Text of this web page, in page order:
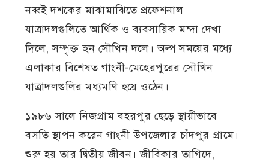
নব্বই দশকের মাঝামাঝিতে প্রফেশনাল
যাত্রাদলগুলিতে আর্থিক ও ব্যবসায়িক মন্দা দেখা
দিলে, সম্পৃক্ত হন সৌখিন দলে। অল্প সময়ের মধ্যে
এলাকার বিশেষত গাংনী-মেহেরপুরের সৌখিন
যাত্রাদলগুলির মধ্যমণি হয়ে ওঠেন।
১৯৮৬ সালে নিজগ্রাম বহরপুর ছেড়ে স্থায়ীভাবে
বসতি স্থাপন করেন গাংনী উপজেলার চাঁদপুর গ্রামে।
শুরু হয় তার দ্বিতীয় জীবন। জীবিকার তাগিদে,